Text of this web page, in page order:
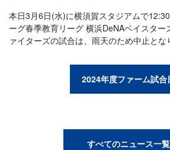
本日3月6日(水)に横須賀スタジアムで
ーグ春季教育リーグ 横浜DeNAベイスター
ァイターズの試合は、雨天のため中止とな
2024年度ファーム試合
すべてのニュース一